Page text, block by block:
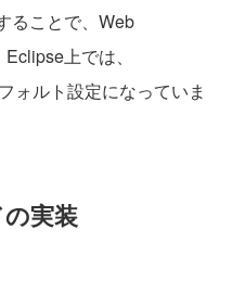
ることで、Web
上では、
ォルト設定になっていま
実装